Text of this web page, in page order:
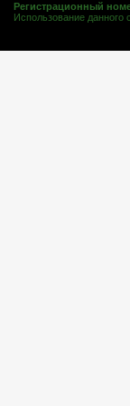
Регистрационный
Использование данного